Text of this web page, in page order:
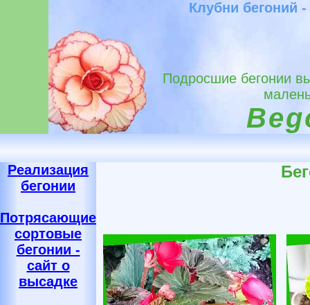
Клубни бегоний
Подросшие бегонии
Реализация
бегонии
Потрясающие
сортовые
бегонии -
сайт о
высадке